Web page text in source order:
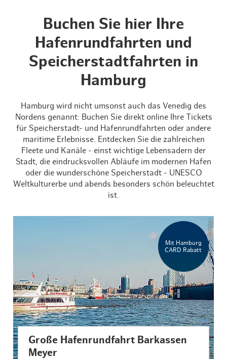
Buchen Sie hier Ihre
Hafenrundfahrten und
Speicherstadtfahrten in
Hamburg
Hamburg wird nicht umsonst auch das Venedig des
Nordens genannt: Buchen Sie direkt online Ihre Tickets
für Speicherstadt- und Hafenrundfahrten oder andere
maritime Erlebnisse. Entdecken Sie die zahlreichen
Fleete und Kanäle - einst wichtige Lebensadern der
Stadt, die eindrucksvollen Abläufe im modernen Hafen
oder die wunderschöne Speicherstadt - UNESCO
Weltkulturerbe und abends besonders schön beleuchtet
ist.
Mit Hamburg
CARD Rabatt
© Thomas Gamlow
Große Hafenrundfahrt Barkassen
Meyer